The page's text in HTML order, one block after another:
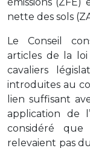
émissions (ZFE)
nette des sols
Le Conseil
articles de la
cavaliers
introduites au
lien suffisant
application de
considéré que
relevaient pas